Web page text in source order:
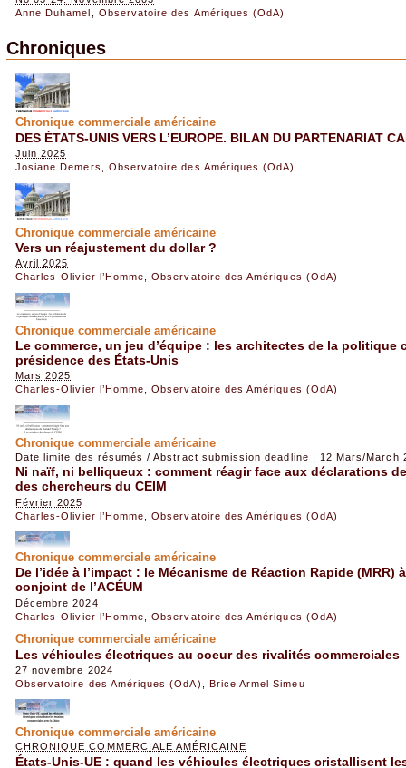
Anne Duhamel
Observatoire des Amériques (OdA)
Chroniques
Chronique commerciale américaine
DES ÉTATS-UNIS VERS L’EUROPE. BILAN DU PARTENARIAT
Juin 2025
Josiane Demers
Observatoire des Amériques (OdA)
Chronique commerciale américaine
Vers un réajustement du dollar ?
Avril 2025
Charles-Olivier l’Homme ,Observatoire des Amériques (OdA)
Chronique commerciale américaine
Le commerce, un jeu d’équipe : les architectes de la politique
présidence des États-Unis
Mars 2025
Charles-Olivier l’Homme,Observatoire des Amériques (OdA)
Chronique commerciale américaine
Date limite des résumés / Abstract submission deadline : 12 Mars/March
Ni naïf, ni belliqueux : comment réagir face aux déclarations
des chercheurs du CEIM
Février 2025
Charles-Olivier l’Homme ,Observatoire des Amériques (OdA)
Chronique commerciale américaine
De l’idée à l’impact : le Mécanisme de Réaction Rapide (MRR)
conjoint de l’ACÉUM
Décembre 2024
Charles-Olivier l’Homme ,Observatoire des Amériques (OdA)
Chronique commerciale américaine
Les véhicules électriques au coeur des rivalités commerciales
27 novembre 2024
Observatoire des Amériques (OdA)
Brice Armel Simeu
Chronique commerciale américaine
CHRONIQUE COMMERCIALE AMÉRICAINE
États-Unis-UE : quand les véhicules électriques cristallisent